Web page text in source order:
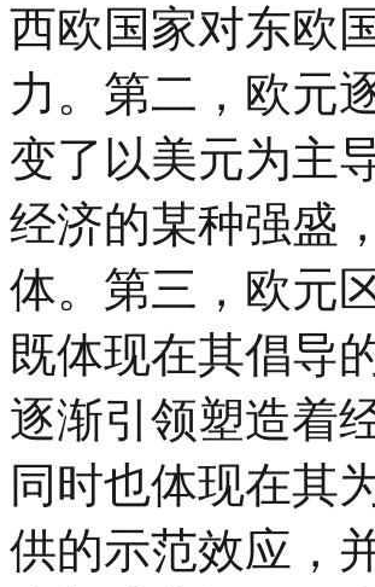
西欧国家对东欧
力。第二，欧元
变了以美元为主
经济的某种强盛
体。第三，欧元
既体现在其倡导
逐渐引领塑造着
同时也体现在其
供的示范效应，